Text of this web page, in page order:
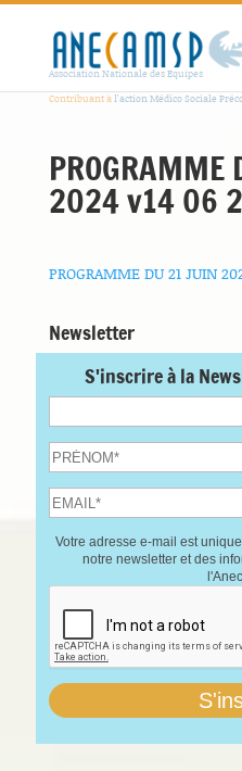
Association Nationale des Equipes
Contribuant àl'action Médico Sociale
PROGRAMME
2024 v14 06
PROGRAMME DU 21 JUIN
Newsletter
S'inscrire à la
Votre adresse e-mail est
notre newsletter et des